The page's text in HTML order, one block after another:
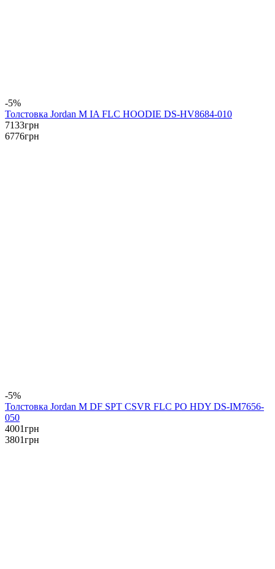
-5%
Толстовка Jordan M IA FLC HOODIE DS-HV8684-010
7133грн
6776грн
-5%
Толстовка Jordan M DF SPT CSVR FLC PO HDY DS-IM7656-
050
4001грн
3801грн